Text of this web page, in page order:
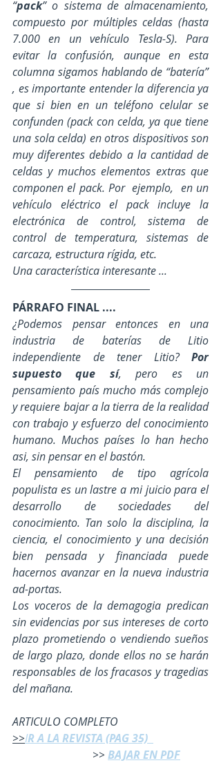
“pack” o sistema de almacenamiento,
compuesto por múltiples celdas (hasta
7.000 en un vehículo Tesla-S). Para
evitar la confusión, aunque en esta
columna sigamos hablando de “batería”
, es importante entender la diferencia ya
que si bien en un teléfono celular se
confunden (pack con celda, ya que tiene
una sola celda) en otros dispositivos son
muy diferentes debido a la cantidad de
celdas y muchos elementos extras que
componen el pack. Por  ejemplo,  en un
vehículo eléctrico el pack incluye la
electrónica de control, sistema de
control de temperatura, sistemas de
carcaza, estructura rígida, etc.
Una característica interesante ...
PÁRRAFO FINAL ....
¿Podemos pensar entonces en una
industria de baterías de Litio
independiente de tener Litio? Por
supuesto que sí, pero es un
pensamiento país mucho más complejo
y requiere bajar a la tierra de la realidad
con trabajo y esfuerzo del conocimiento
humano. Muchos países lo han hecho
asi, sin pensar en el bastón.
El pensamiento de tipo agrícola
populista es un lastre a mi juicio para el
desarrollo de sociedades del
conocimiento. Tan solo la disciplina, la
ciencia, el conocimiento y una decisión
bien pensada y financiada puede
hacernos avanzar en la nueva industria
ad-portas.
Los voceros de la demagogia predican
sin evidencias por sus intereses de corto
plazo prometiendo o vendiendo sueños
de largo plazo, donde ellos no se harán
responsables de los fracasos y tragedias
del mañana.
ARTICULO COMPLETO
>>IR A LA REVISTA (PAG 35)
                             >>
BAJAR EN PDF